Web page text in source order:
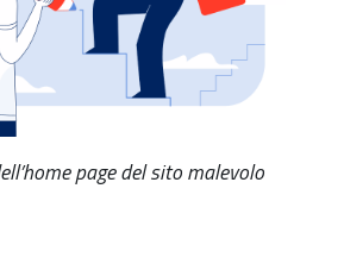
page del sito malevolo